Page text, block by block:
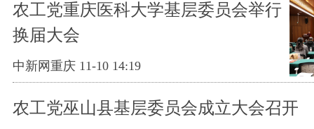
农工党重庆医科大学基层委员会举行
换届大会
中新网重庆 11-10 14:19
农工党巫山县基层委员会成立大会召开